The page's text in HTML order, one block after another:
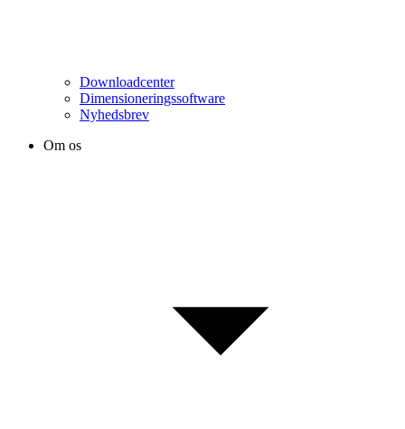
Downloadcenter
Dimensioneringssoftware
Nyhedsbrev
Om os